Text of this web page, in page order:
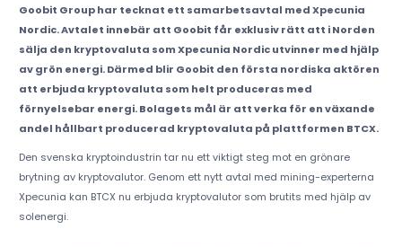
Goobit Group har tecknat ett samarbetsavtal med Xpecunia
Nordic. Avtalet innebär att Goobit får exklusiv rätt att i Norden
sälja den kryptovaluta som Xpecunia Nordic utvinner med hjälp
av grön energi. Därmed blir Goobit den första nordiska aktören
att erbjuda kryptovaluta som helt produceras med
förnyelsebar energi. Bolagets mål är att verka för en växande
andel hållbart producerad kryptovaluta på plattformen BTCX.
Den svenska kryptoindustrin tar nu ett viktigt steg mot en grönare
brytning av kryptovalutor. Genom ett nytt avtal med mining-experterna
Xpecunia kan BTCX nu erbjuda kryptovalutor som brutits med hjälp av
solenergi.